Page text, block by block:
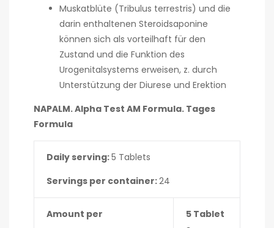
Muskatblüte (Tribulus terrestris) und die
darin enthaltenen Steroidsaponine
können sich als vorteilhaft für den
Zustand und die Funktion des
Urogenitalsystems erweisen, z. durch
Unterstützung der Diurese und Erektion
NAPALM. Alpha Test AM Formula. Tages
Formula
Daily serving:5 Tablets
Servings per container:24
Amount per
5 Tablet